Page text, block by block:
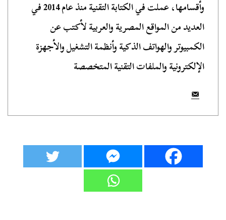
وأقسامها، عملت في الكتابة التقنية منذ عام 2014 في
العديد من المواقع المصرية والعربية لأكتب عن
الكمبيوتر والهواتف الذكية وأنظمة التشغيل والأجهزة
الإلكترونية والملفات التقنية المتخصصة